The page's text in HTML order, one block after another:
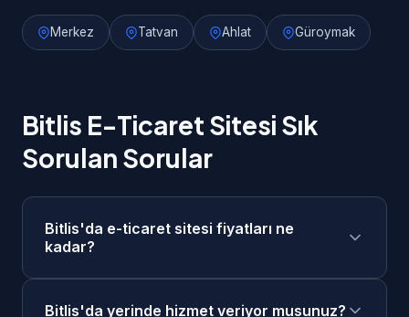
Merkez Tatvan Ahlat Güroymak
Bitlis E-Ticaret Sitesi Sık
Sorulan Sorular
Bitlis'da e-ticaret sitesi fiyatları ne
kadar?
Bitlis'da yerinde hizmet veriyor musunuz?